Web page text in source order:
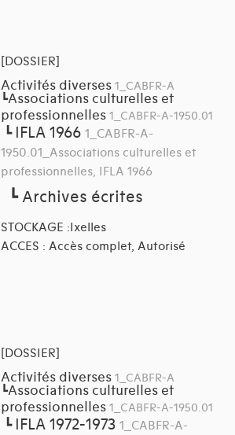
[DOSSIER]
Activités diverses 1_CABFR-A
┗Associations culturelles et
professionnelles 1_CABFR-A-1950.01
┗ IFLA 1966 1_CABFR-A-
1950.01_Associations culturelles et
professionnelles, IFLA 1966
┗Archives écrites
STOCKAGE :Ixelles
ACCES : Accès complet, Autorisé
[DOSSIER]
Activités diverses 1_CABFR-A
┗Associations culturelles et
professionnelles 1_CABFR-A-1950.01
┗ IFLA 1972-1973 1_CABFR-A-